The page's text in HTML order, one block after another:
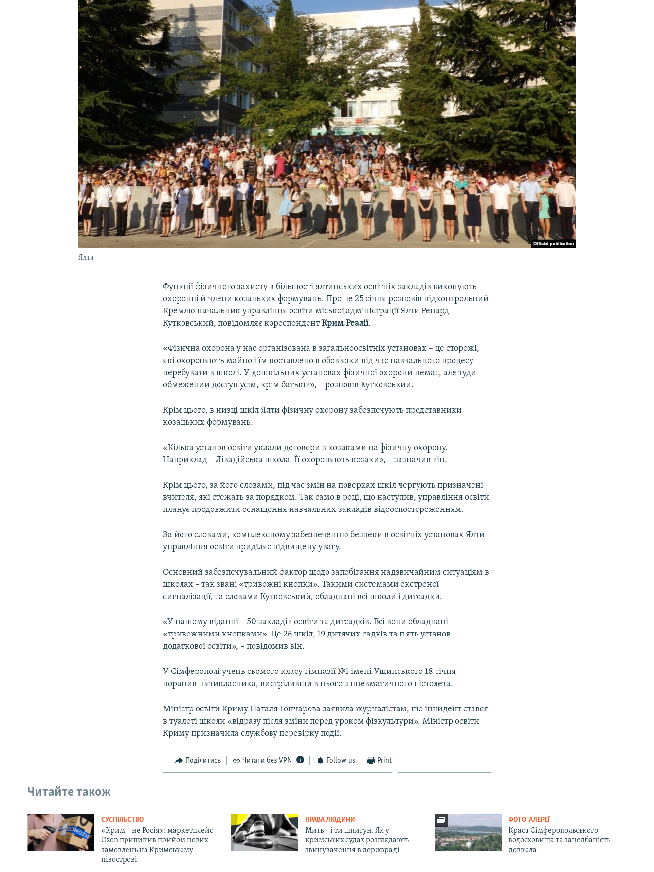
УКРАЇНСЬКА ПРОБЛЕМА КРИМУ
Ялта
Функції фізичного захисту в більшості ялтинських освітніх закладів виконують
охоронці й члени козацьких формувань. Про це 25 січня розповів підконтрольний
Кремлю начальник управління освіти міської адміністрації Ялти Ренард
Кутковський, повідомляє кореспондентКрим.Реалії.
«Фізична охорона у нас організована в загальноосвітніх установах – це сторожі,
які охороняють майно і їм поставлено в обов'язки під час навчального процесу
перебувати в школі. У дошкільних установах фізичної охорони немає, але туди
обмежений доступ усім, крім батьків», – розповів Кутковський.
Крім цього, в низці шкіл Ялти фізичну охорону забезпечують представники
козацьких формувань.
«Кілька установ освіти уклали договори з козаками на фізичну охорону.
Наприклад – Лівадійська школа. Її охороняють козаки», – зазначив він.
Крім цього, за його словами, під час змін на поверхах шкіл чергують призначені
вчителя, які стежать за порядком. Так само в році, що наступив, управління освіти
планує продовжити оснащення навчальних закладів відеоспостереженням.
За його словами, комплексному забезпеченню безпеки в освітніх установах Ялти
управління освіти приділяє підвищену увагу.
Основний забезпечувальний фактор щодо запобігання надзвичайним ситуаціям в
школах – так звані «тривожні кнопки». Такими системами екстреної
сигналізації, за словами Кутковський, обладнані всі школи і дитсадки.
«У нашому віданні – 50 закладів освіти та дитсадків. Всі вони обладнані
«тривожними кнопками». Це 26 шкіл, 19 дитячих садків та п'ять установ
додаткової освіти», – повідомив він.
У Сімферополі учень сьомого класу гімназії №1 імені Ушинського 18 січня
поранив п'ятикласника, вистріливши в нього з пневматичного пістолета.
Міністр освіти Криму Наталя Гончарова заявила журналістам, що інцидент стався
в туалеті школи «відразу після зміни перед уроком фізкультури». Міністр освіти
Криму призначила службову перевірку події.
Поділитись Читати без VPN Follow us Print
Читайте також
СУСПІЛЬСТВО
«Крим – не Росія»: маркетплейс
Ozon припинив прийом нових
замовлень на Кримському
півострові
ПРАВА ЛЮДИНИ
Мить – і ти шпигун. Як у
кримських судах розглядають
звинувачення в держзраді
ФОТОГАЛЕРЕЇ
Краса Сімферопольського
водосховища та занедбаність
довкола